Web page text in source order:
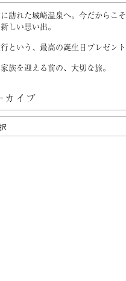
訪れた城崎温泉へ。今だからこ
しい思い出。
という、最高の誕生日プレゼント
族を迎える前の、大切な旅。
カイブ